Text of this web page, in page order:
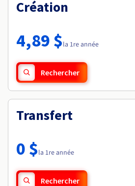
Tarifs
Roadmap & Changelog
Roadmap & Changelog
Création
4,89 $la 1re année
Rechercher
Transfert
0 $la 1re année
Rechercher